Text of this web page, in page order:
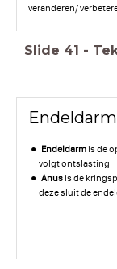
veranderen/
Slide 41 -
Endeldarm is de
volgt ontslasting
Anus is de
deze sluit de